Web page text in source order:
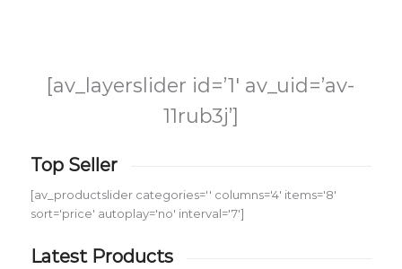
[av_layerslider id=’1′ av_uid=’av-
11rub3j’]
Top Seller
[av_productslider categories='' columns='4' items='8'
sort='price' autoplay='no' interval='7']
Latest Products